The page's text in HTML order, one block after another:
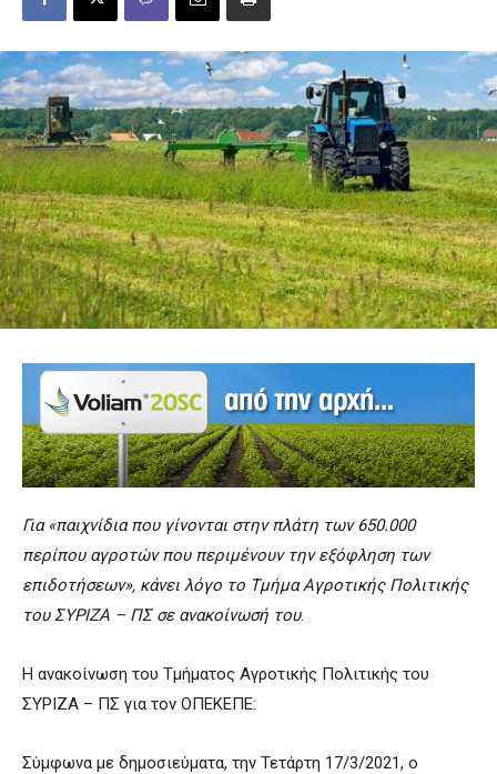
Για «παιχνίδια που γίνονται στην πλάτη των 650.000
περίπου αγροτών που περιμένουν την εξόφληση των
επιδοτήσεων», κάνει λόγο το Τμήμα Αγροτικής Πολιτικής
του ΣΥΡΙΖΑ – ΠΣ σε ανακοίνωσή του.
Η ανακοίνωση του Τμήματος Αγροτικής Πολιτικής του
ΣΥΡΙΖΑ – ΠΣ για τον ΟΠΕΚΕΠΕ:
Σύμφωνα με δημοσιεύματα, την Τετάρτη 17/3/2021, ο